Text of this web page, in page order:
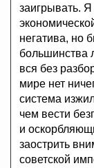
заигрывать.
негатива, но
большинства
вся без
мире нет
система
чем вести
и
заострить
советской